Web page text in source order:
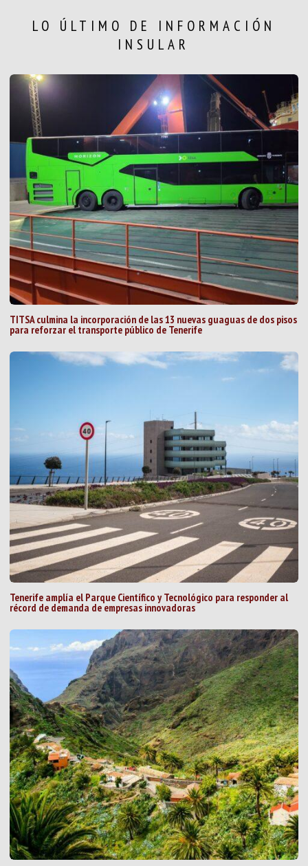
LO ÚLTIMO DE INFORMACIÓN
INSULAR
TITSA culmina la incorporación de las 13 nuevas guaguas de dos pisos
para reforzar el transporte público de Tenerife
Tenerife amplía el Parque Científico y Tecnológico para responder al
récord de demanda de empresas innovadoras